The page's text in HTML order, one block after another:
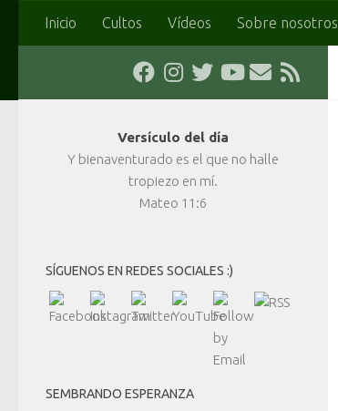
Saltar al contenido
Inicio Cultos Vídeos Sobre nosotros
Versículo del día
Y bienaventurado es el que no halle
tropiezo en mí.
Mateo 11:6
SÍGUENOS EN REDES SOCIALES :)
SEMBRANDO ESPERANZA